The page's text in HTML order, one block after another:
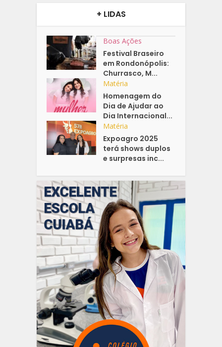
+ LIDAS
Boas Ações
Festival Braseiro
em Rondonópolis:
Churrasco, M...
Matéria
Homenagem do
Dia de Ajudar ao
Dia Internacional...
Matéria
Expoagro 2025
terá shows duplos
e surpresas inc...